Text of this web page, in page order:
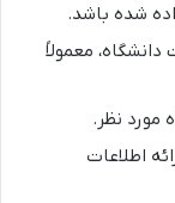
شده باشد.
معمولاً
مورد نظر.
اطلاعات